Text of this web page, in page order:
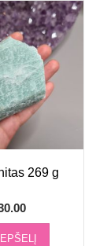
269 g